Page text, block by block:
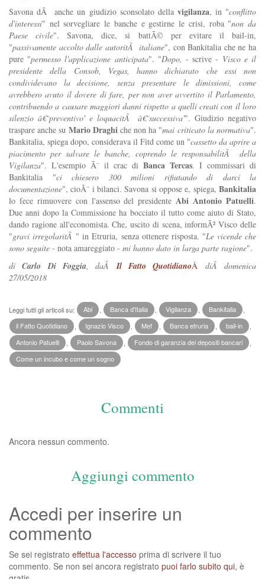
Savona dÃ anche un giudizio sconsolato della vigilanza, in "conflitto
d'interessi" nel sorvegliare le banche e gestirne le crisi, roba "non da
Paese civile". Savona, dice, si battÃ© per evitare il bail-in,
"passivamente accolto dalle autoritÃ italiane", con Bankitalia che ne ha
pure "permesso l'applicazione anticipata". "Dopo, - scrive - Visco e il
presidente della Consob, Vegas, hanno dichiarato che essi non
condividevano la decisione, senza presentare le dimissioni, come
avrebbero avuto il dovere di fare, per non aver avvertito il Parlamento,
contribuendo a causare maggiori danni rispetto a quelli creati con il loro
silenzio â€˜preventivo' e loquacitÃ â€˜successiva'". Giudizio negativo
traspare anche su Mario Draghiche non ha "mai criticato la normativa".
Bankitalia, spiega dopo, considerava il Fitd come un "cassetto da aprire a
piacimento per salvare le banche, coprendo le responsabilitÃ della
Vigilanza". L'esempio Ã¨ il crac di Banca Tercas. I commissari di
Bankitalia "ci chiesero 300 milioni rifiutando di darci la
documentazione", cioÃ¨ i bilanci. Savona si oppose e, spiega, Bankitalia
lo fece rimuovere con l'assenso del presidenteAbi Antonio Patuelli.
Due anni dopo la Commissione ha bocciato il tutto come aiuto di Stato,
dando ragione all'economista. Che, uscito di scena, informÃ² Visco delle
"gravi irregolaritÃ " in Etruria, senza ottenere risposta. "Le vicende che
sono seguite - nota amareggiato - mi hanno dato in larga parte ragione".
diCarlo Di Foggia, daÂIl Fatto QuotidianoÂ diÂ domenica
27/05/2018
Leggi tutti gli articoli su: Abi Banca d'Italia Vigilanza Bankitalia
il Fatto Quotidiano
Ignazio Visco Mef Banca etruria bail-in
Antonio Patuelli
Paolo Savona Fondo di garanzia dei depositi bancari
Come un incubo e come un sogno
Commenti
Ancora nessun commento.
Aggiungi commento
Accedi per inserire un
commento
Se sei registrato effettua l'accesso prima di scrivere il tuo
commento. Se non sei ancora registrato puoi farlo subito qui, è